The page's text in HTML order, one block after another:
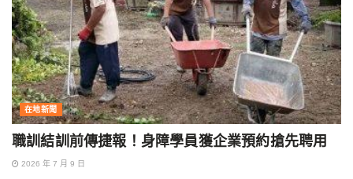
在地新聞
職訓結訓前傳捷報！身障學員獲企業預約搶先聘用
2026 年 7 月 9 日